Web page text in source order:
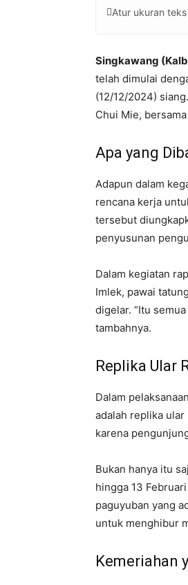
Atur ukuran
Singkawang
telah dimulai
(12/12/2024)
Chui Mie,
Apa yang
Adapun dalam
rencana kerja
tersebut
penyusunan
Dalam kegiatan
Imlek, pawai
digelar. “Itu
tambahnya.
Replika Ular
Dalam
adalah replika ular
karena
Bukan hanya itu
hingga 13
paguyuban yang
untuk menghibur
Kemeriahan